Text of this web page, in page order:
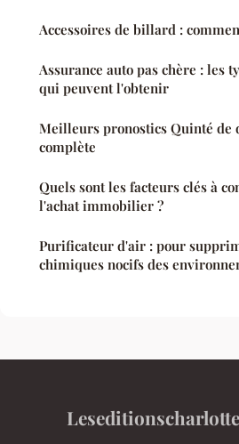
Accessoires de billard :
Assurance auto pas chère : les
qui peuvent l'obtenir
Meilleurs pronostics Quinté de
complète
Quels sont les facteurs clés à
l'achat immobilier ?
Purificateur d'air : pour
chimiques nocifs des